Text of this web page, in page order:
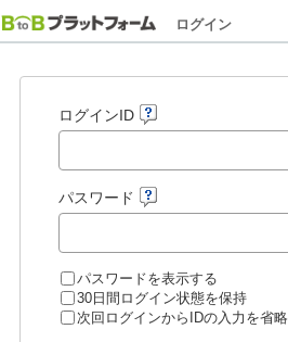
ログイン
ログインID
パスワード
パスワードを表示する
30日間ログイン状態を保持
次回ログインからIDの入力を省略